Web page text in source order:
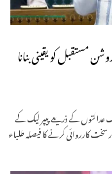
مستقبل کو یقینی بنانا
عدالتوں کے ذریعے پیپر لیک کے
کارروائی کرنے کا فیصلہ طلباء